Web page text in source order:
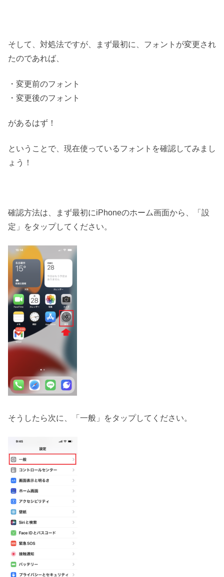
そして、対処法ですが、まず最初に、フォントが変更され
たのであれば、
・変更前のフォント
・変更後のフォント
があるはず！
ということで、現在使っているフォントを確認してみまし
ょう！
確認方法は、まず最初にiPhoneのホーム画面から、「設
定」をタップしてください。
そうしたら次に、「一般」をタップしてください。